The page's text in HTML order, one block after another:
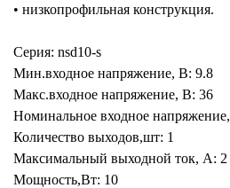
• низкопрофильная конструкция.
Серия: nsd10-s
Мин.входное напряжение, В: 9.8
Макс.входное напряжение, В: 36
Номинальное входное
Количество выходов,шт: 1
Максимальный выходной ток, А: 2
Мощность,Вт: 10